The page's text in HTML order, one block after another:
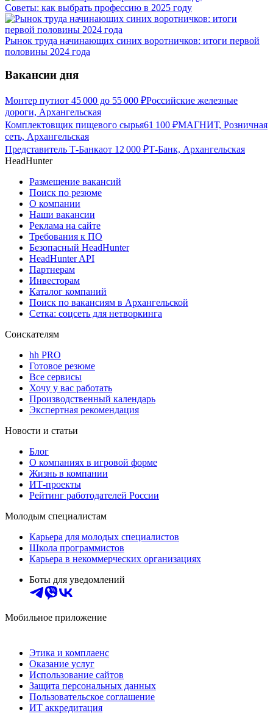
Советы: как выбрать профессию в 2025 году
Рынок труда начинающих синих воротничков: итоги первой
половины 2024 года
Вакансии дня
Монтер путиот 45 000 до 55 000 ₽Российские железные
дороги, Архангельская
Комплектовщик пищевого сырья61 100 ₽МАГНИТ, Розничная
сеть, Архангельская
Представитель Т-Банкаот 12 000 ₽Т-Банк, Архангельская
HeadHunter
Размещение вакансий
Поиск по резюме
О компании
Наши вакансии
Реклама на сайте
Требования к ПО
Безопасный HeadHunter
HeadHunter API
Партнерам
Инвесторам
Каталог компаний
Поиск по вакансиям в Архангельской
Сетка: соцсеть для нетворкинга
Соискателям
hh PRO
Готовое резюме
Все сервисы
Хочу у вас работать
Производственный календарь
Экспертная рекомендация
Новости и статьи
Блог
О компаниях в игровой форме
Жизнь в компании
ИТ-проекты
Рейтинг работодателей России
Молодым специалистам
Карьера для молодых специалистов
Школа программистов
Карьера в некоммерческих организациях
Боты для уведомлений
Мобильное приложение
Этика и комплаенс
Оказание услуг
Использование сайтов
Защита персональных данных
Пользовательское соглашение
ИТ аккредитация